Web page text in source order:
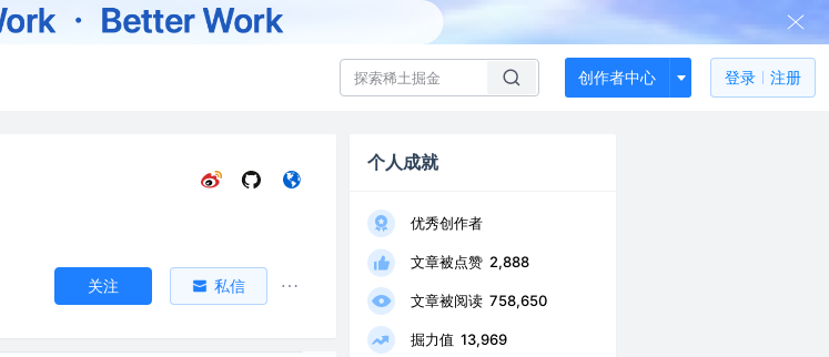
创作者中心 登录 注册
关注 私信
个人成就
优秀创作者
文章被点赞 2,888
文章被阅读 758,650
掘力值 13,969